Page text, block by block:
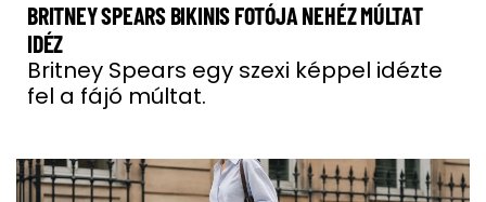
BRITNEY SPEARS BIKINIS FOTÓJA NEHÉZ MÚLTAT
IDÉZ
Britney Spears egy szexi képpel idézte
fel a fájó múltat.